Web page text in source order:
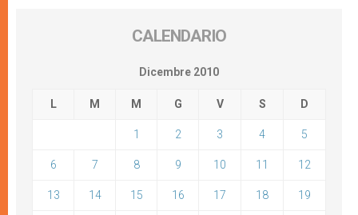
CALENDARIO
Dicembre 2010
L M M G V S D
1 2 3 4 5
6 7 8 9 10 11 12
13 14 15 16 17 18 19